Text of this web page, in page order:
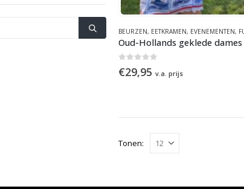
BEURZEN, EETKRAMEN, EVENEMENTEN,
Oud-Hollands geklede dames
€29,95 v.a. prijs
Tonen: